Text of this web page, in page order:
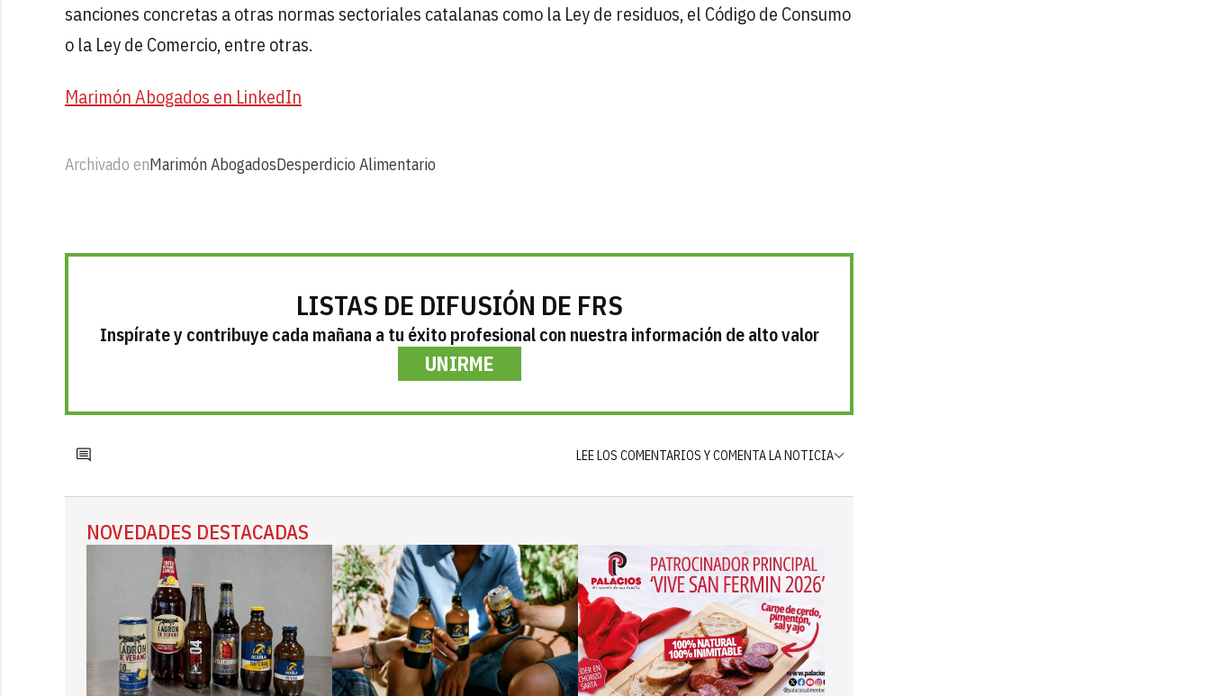
sanciones concretas a otras normas sectoriales catalanas como la Ley de residuos, el Código de Consumo
o la Ley de Comercio, entre otras.
Marimón Abogados en LinkedIn
Archivado enMarimón AbogadosDesperdicio Alimentario
LISTAS DE DIFUSIÓN DE FRS
Inspírate y contribuye cada mañana a tu éxito profesional con nuestra información de alto valor
UNIRME
LEE LOS COMENTARIOS Y COMENTA LA NOTICIA
NOVEDADES DESTACADAS